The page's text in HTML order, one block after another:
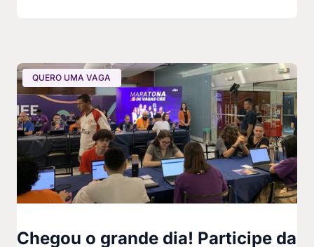
QUERO UMA VAGA
Chegou o grande dia! Participe da